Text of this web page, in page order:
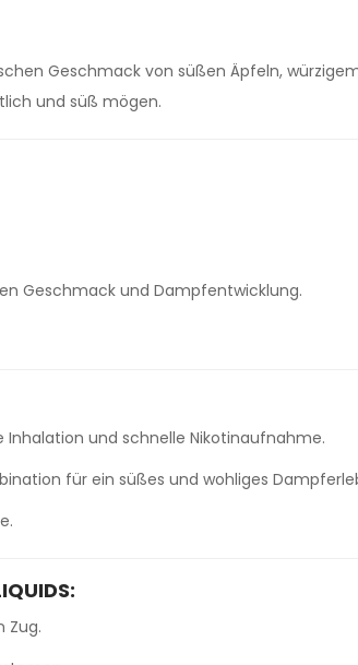
Geschmack von süßen Äpfeln,
und süß mögen.
Geschmack und Dampfentwicklung.
und schnelle Nikotinaufnahme.
für ein süßes und wohliges
Zug.